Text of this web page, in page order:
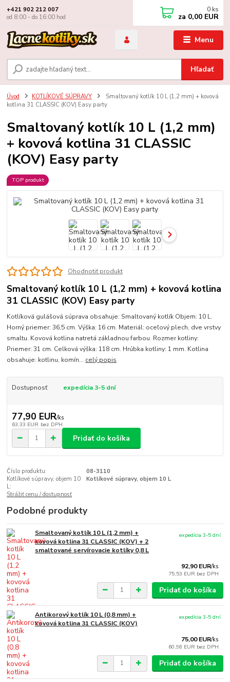
Menu
Hľadať
+421 902 212 007
od 8:00 - do 16:00 hod
0 ks
za 0,00 EUR
Úvod KOTLÍKOVÉ SÚPRAVY
Smaltovaný kotlík 10 L (1,2 mm) + kovová
kotlina 31 CLASSIC (KOV) Easy party
Smaltovaný kotlík 10 L (1,2 mm)
+ kovová kotlina 31 CLASSIC
(KOV) Easy party
TOP produkt
Ohodnotiť produkt
Smaltovaný kotlík 10 L (1,2 mm) + kovová kotlina
31 CLASSIC (KOV) Easy party
Kotlíková gulášová súprava obsahuje: Smaltovaný kotlík Objem: 10 L.
Horný priemer: 36,5 cm. Výška: 16 cm. Materiál: oceľový plech, dve vrstvy
smaltu. Kovová kotlina natretá základnou farbou. Rozmer kotliny:
Priemer: 31 cm. Celková výška: 118 cm. Hrúbka kotliny: 1 mm. Kotlina
obsahuje: kotlinu, komín... celý popis
Dostupnosť expedícia 3-5 dní
77,90 EUR/ks
63,33 EUR bez DPH
Pridať do košíka
Číslo produktu:
08-3110
Kotlíkové súpravy, objem 10
L:
Kotlíkové súpravy, objem 10 L
Strážiť cenu / dostupnosť
Podobné produkty
Smaltovaný kotlík 10 L (1,2 mm) +
kovová kotlina 31 CLASSIC (KOV) + 2
smaltované servírovacie kotlíky 0,8 L
92,90 EUR/ks
75,53 EUR bez DPH
expedícia 3-5 dní
Pridať do košíka
Antikorový kotlík 10 L (0,8 mm) +
kovová kotlina 31 CLASSIC (KOV)
75,00 EUR/ks
60,98 EUR bez DPH
expedícia 3-5 dní
Pridať do košíka